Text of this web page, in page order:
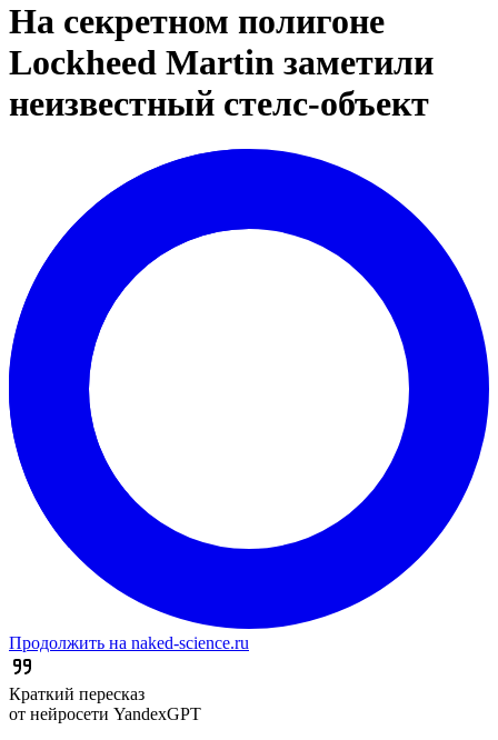
На секретном полигоне
Lockheed Martin заметили
неизвестный стелс-объект
Продолжить на naked-science.ru
Краткий пересказ
от нейросети YandexGPT